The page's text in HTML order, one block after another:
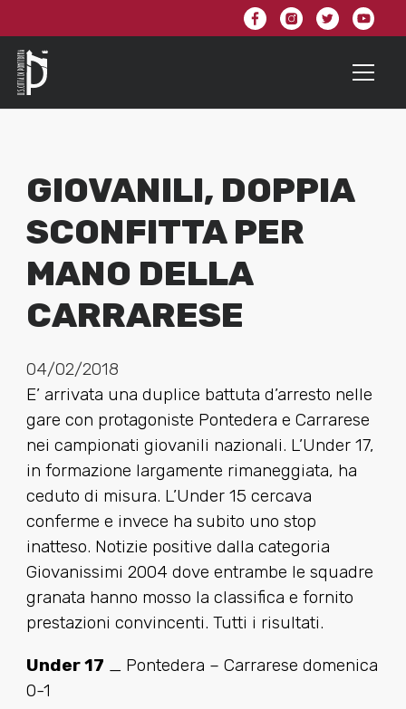
GIOVANILI, DOPPIA
SCONFITTA PER
MANO DELLA
CARRARESE
04/02/2018
E’ arrivata una duplice battuta d’arresto nelle
gare con protagoniste Pontedera e Carrarese
nei campionati giovanili nazionali. L’Under 17,
in formazione largamente rimaneggiata, ha
ceduto di misura. L’Under 15 cercava
conferme e invece ha subito uno stop
inatteso. Notizie positive dalla categoria
Giovanissimi 2004 dove entrambe le squadre
granata hanno mosso la classifica e fornito
prestazioni convincenti. Tutti i risultati.
Under 17 _ Pontedera – Carrarese domenica
0-1